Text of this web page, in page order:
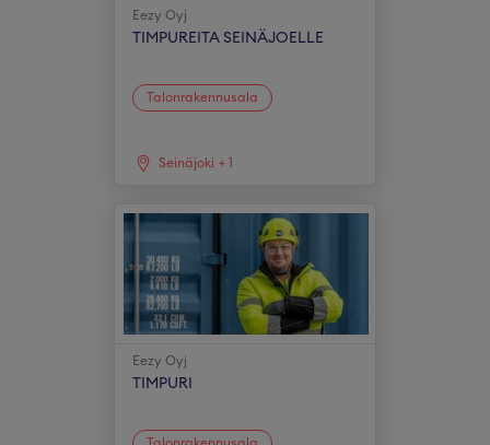
Eezy Oyj
TIMPUREITA SEINÄJOELLE
Talonrakennusala
Seinäjoki + 1
Eezy Oyj
TIMPURI
Talonrakennusala